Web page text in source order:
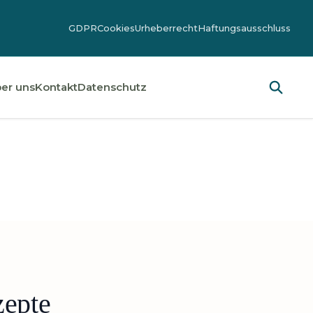
GDPRCookiesUrheberrechtHaftungsausschluss
unsKontaktDatenschutz